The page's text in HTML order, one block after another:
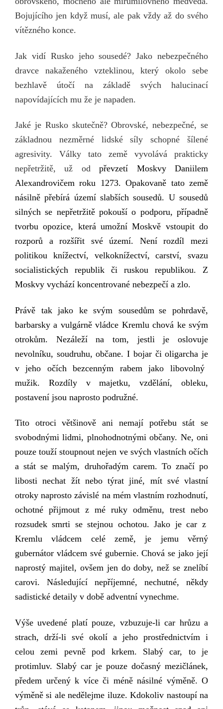
Bojujícího jen když musí, ale pak vždy až do svého
vítězného konce.
Jak vidí Rusko jeho sousedé? Jako nebezpečného
dravce nakaženého vzteklinou, který okolo sebe
bezhlavě útočí na základě svých halucinací
napovídajících mu že je napaden.
Jaké je Rusko skutečně? Obrovské, nebezpečné, se
základnou nezměrné lidské síly schopné šílené
agresivity. Války tato země vyvolává prakticky
nepřetržitě,už odpřevzetí MoskvyDaniilem
Alexandrovičem roku 1273.Opakovaně tato země
násilně přebírá území slabších sousedů. U sousedů
silných se nepřetržitě pokouší o podporu, případně
tvorbu opozice, která umožní Moskvě vstoupit do
rozporů a rozšířit své území. Není rozdíl mezi
politikou knížectví, velkoknížectví, carství, svazu
socialistických republik či ruskou republikou. Z
Moskvy vychází koncentrované nebezpečí a zlo.
Právě tak jako ke svým sousedům se pohrdavě,
barbarsky a vulgárně vládce Kremlu chová ke svým
otrokům. Nezáleží na tom, jestli je oslovuje
nevolníku, soudruhu, občane.I bojar či oligarcha je
v jeho očích bezcenným rabem jako libovolný
mužik. Rozdíly v majetku, vzdělání, obleku,
postavení jsou naprosto podružné.
Tito otroci většinověani nemají potřebu stát se
svobodnými lidmi, plnohodnotnými občany. Ne, oni
pouze touží stoupnout nejen ve svých vlastních očích
a stát se malým, druhořadýmcarem. To značí po
libosti nechat žít nebo týrat jiné, mít své vlastní
otroky naprosto závislé na mém vlastním rozhodnutí,
ochotné přijmout z mé ruky odměnu, trest nebo
rozsudek smrti se stejnou ochotou.Jako je car z
Kremlu vládcem celé země, je jemu věrný
gubernátor vládcem své gubernie. Chová se jako její
naprostý majitel, ovšem jen do doby, než se znelíbí
carovi. Následující nepříjemné, nechutné, někdy
sadistické detaily v době adventní vynechme.
Výše uvedené platí pouze, vzbuzuje-li car hrůzu a
strach, drží-li své okolí a jeho prostřednictvím i
celou zemi pevně pod krkem. Slabý car, to je
protimluv. Slabý car je pouze dočasný mezičlánek,
předem určený k více či méně násilné výměně. O
výměně si ale nedělejme iluze. Kdokoliv nastoupí na